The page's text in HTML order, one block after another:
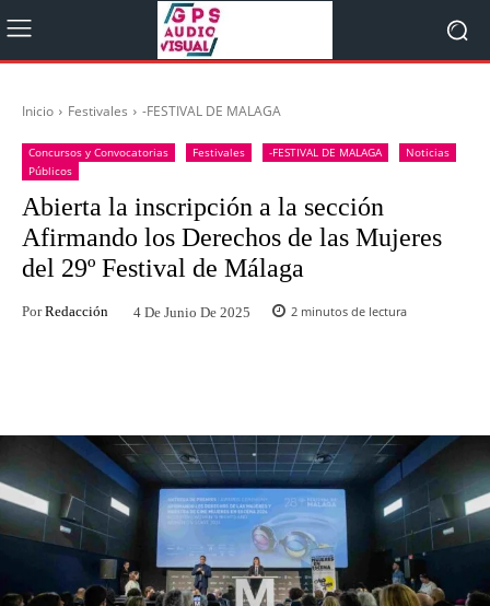
Inicio Festivales -FESTIVAL DE MALAGA
Concursos y Convocatorias Festivales -FESTIVAL DE MALAGA
Noticias
Públicos
Abierta la inscripción a la sección
Afirmando los Derechos de las Mujeres
del 29º Festival de Málaga
Por Redacción 4 De Junio De 2025 2 minutos de lectura